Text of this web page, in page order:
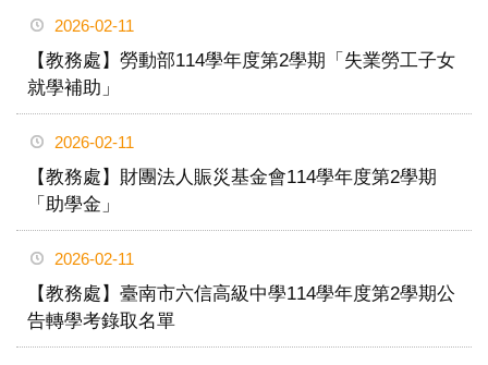
2026-02-11
【教務處】勞動部114學年度第2學期「失業勞工子女
就學補助」
2026-02-11
【教務處】財團法人賑災基金會114學年度第2學期
「助學金」
2026-02-11
【教務處】臺南市六信高級中學114學年度第2學期公
告轉學考錄取名單